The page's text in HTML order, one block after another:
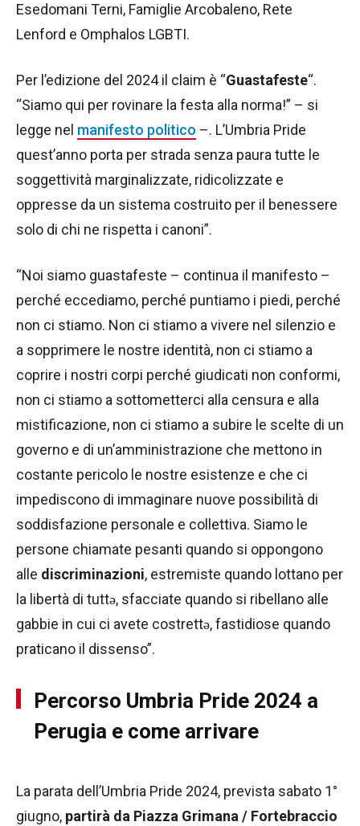
Esedomani Terni, Famiglie Arcobaleno, Rete
Lenford e Omphalos LGBTI.
Per l’edizione del 2024 il claim è “Guastafeste“.
“Siamo qui per rovinare la festa alla norma!” – si
legge nel manifesto politico –. L’Umbria Pride
quest’anno porta per strada senza paura tutte le
soggettività marginalizzate, ridicolizzate e
oppresse da un sistema costruito per il benessere
solo di chi ne rispetta i canoni”.
“Noi siamo guastafeste – continua il manifesto –
perché eccediamo, perché puntiamo i piedi, perché
non ci stiamo. Non ci stiamo a vivere nel silenzio e
a sopprimere le nostre identità, non ci stiamo a
coprire i nostri corpi perché giudicati non conformi,
non ci stiamo a sottometterci alla censura e alla
mistificazione, non ci stiamo a subire le scelte di un
governo e di un’amministrazione che mettono in
costante pericolo le nostre esistenze e che ci
impediscono di immaginare nuove possibilità di
soddisfazione personale e collettiva. Siamo le
persone chiamate pesanti quando si oppongono
alle discriminazioni, estremiste quando lottano per
la libertà di tuttǝ, sfacciate quando si ribellano alle
gabbie in cui ci avete costrettǝ, fastidiose quando
praticano il dissenso”.
Percorso Umbria Pride 2024 a
Perugia e come arrivare
La parata dell’Umbria Pride 2024, prevista sabato 1°
giugno, partirà da Piazza Grimana / Fortebraccio